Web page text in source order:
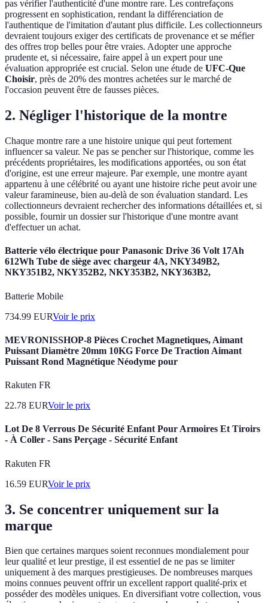
pas vérifier l'authenticité d'une montre rare. Les contrefaçons
progressent en sophistication, rendant la différenciation de
l'authentique de l'imitation d'autant plus difficile. Les collectionneurs
devraient toujours exiger des certificats de provenance et se méfier
des offres trop belles pour être vraies. Adopter une approche
prudente et, si nécessaire, faire appel à un expert pour une
évaluation appropriée est crucial. Selon une étude de UFC-Que
Choisir, près de 20% des montres achetées sur le marché de
l'occasion peuvent être de fausses pièces.
2. Négliger l'historique de la montre
Chaque montre rare a une histoire unique qui peut fortement
influencer sa valeur. Ne pas se pencher sur l'historique, comme les
précédents propriétaires, les modifications apportées, ou son état
d'origine, est une erreur majeure. Par exemple, une montre ayant
appartenu à une célébrité ou ayant une histoire riche peut avoir une
valeur faramineuse, bien au-delà de son évaluation standard. Les
collectionneurs devraient rechercher des informations détaillées et, si
possible, fournir un dossier sur l'historique d'une montre avant
d'effectuer un achat.
Batterie vélo électrique pour Panasonic Drive 36 Volt 17Ah
612Wh Tube de siège avec chargeur 4A, NKY349B2,
NKY351B2, NKY352B2, NKY353B2, NKY363B2,
Batterie Mobile
734.99 EURVoir le prix
MEVRONISSHOP-8 Pièces Crochet Magnetiques, Aimant
Puissant Diamètre 20mm 10KG Force De Traction Aimant
Puissant Rond Magnétique Néodyme pour
Rakuten FR
22.78 EURVoir le prix
Lot De 8 Verrous De Sécurité Enfant Pour Armoires Et Tiroirs
- À Coller - Sans Perçage - Sécurité Enfant
Rakuten FR
16.59 EURVoir le prix
3. Se concentrer uniquement sur la
marque
Bien que certaines marques soient reconnues mondialement pour
leur qualité et leur prestige, il est essentiel de ne pas se limiter
uniquement à des marques prestigieuses. De nombreuses marques
moins connues peuvent offrir un excellent rapport qualité-prix et
posséder des modèles uniques. En diversifiant votre collection, vous